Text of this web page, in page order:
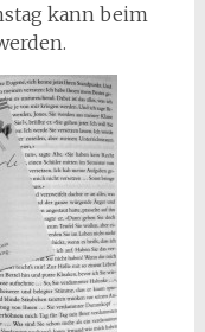
kann beim